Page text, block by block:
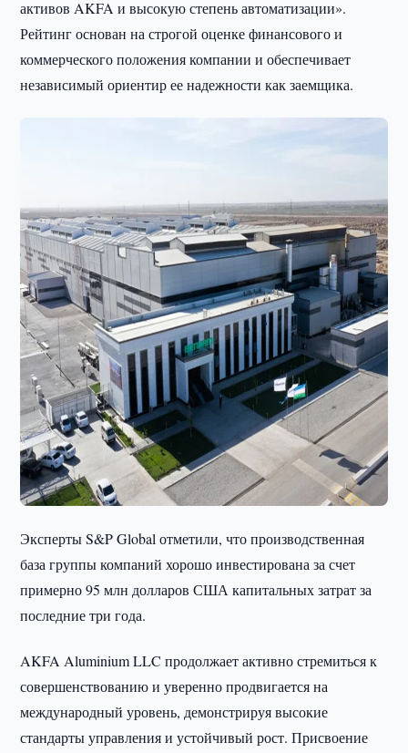
активов AKFA и высокую степень автоматизации».
Рейтинг основан на строгой оценке финансового и
коммерческого положения компании и обеспечивает
независимый ориентир ее надежности как заемщика.
Эксперты S&P Global отметили, что производственная
база группы компаний хорошо инвестирована за счет
примерно 95 млн долларов США капитальных затрат за
последние три года.
AKFA Aluminium LLC продолжает активно стремиться к
совершенствованию и уверенно продвигается на
международный уровень, демонстрируя высокие
стандарты управления и устойчивый рост. Присвоение